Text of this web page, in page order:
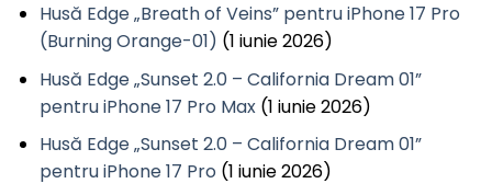
Husă Edge „Breath of Veins” pentru iPhone 17 Pro
(Burning Orange-01) (1 iunie 2026)
Husă Edge „Sunset 2.0 – California Dream 01”
pentru iPhone 17 Pro Max (1 iunie 2026)
Husă Edge „Sunset 2.0 – California Dream 01”
pentru iPhone 17 Pro (1 iunie 2026)